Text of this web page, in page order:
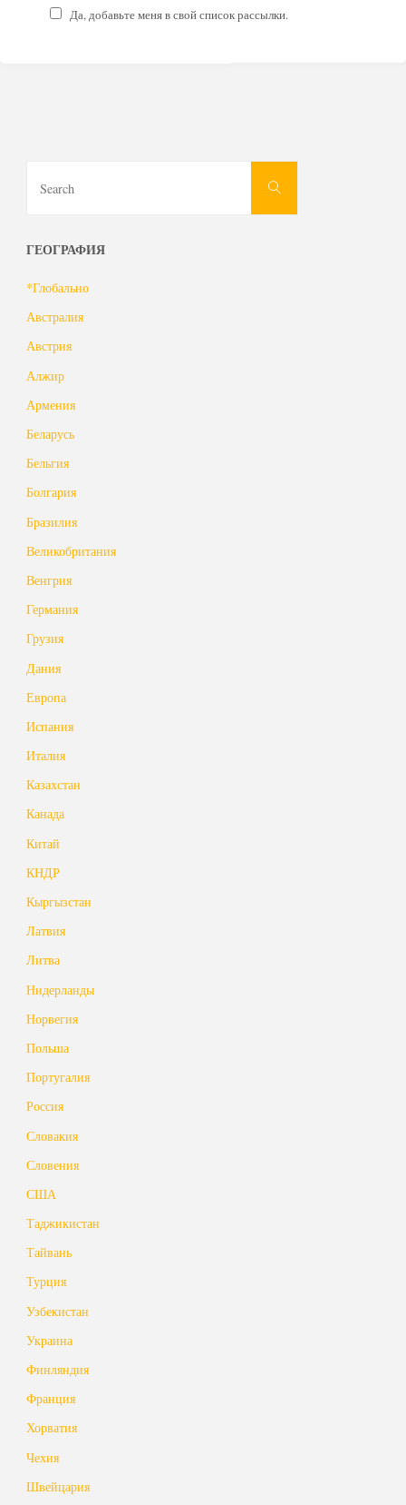
Да, добавьте меня в свой список рассылки.
Search
ГЕОГРАФИЯ
*Глобально
Австралия
Австрия
Алжир
Армения
Беларусь
Бельгия
Болгария
Бразилия
Великобритания
Венгрия
Германия
Грузия
Дания
Европа
Испания
Италия
Казахстан
Канада
Китай
КНДР
Кыргызстан
Латвия
Литва
Нидерланды
Норвегия
Польша
Португалия
Россия
Словакия
Словения
США
Таджикистан
Тайвань
Турция
Узбекистан
Украина
Финляндия
Франция
Хорватия
Чехия
Швейцария